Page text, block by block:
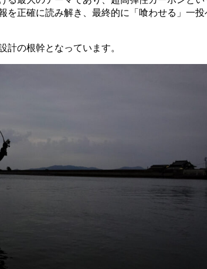
を正確に読み解き、最終的に「喰わせる」一投
計の根幹となっています。